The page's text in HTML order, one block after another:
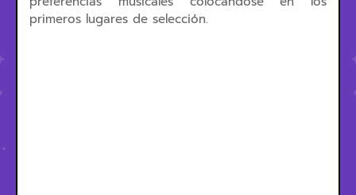
primeros lugares de selección.